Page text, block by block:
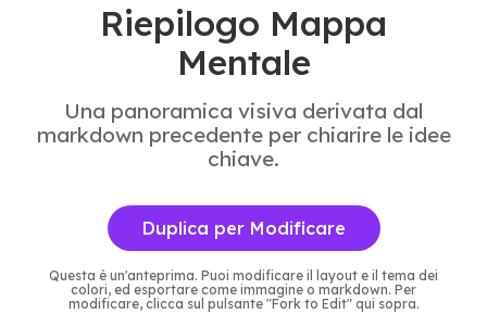
Riepilogo Mappa
Mentale
Una panoramica visiva derivata dal
markdown precedente per chiarire le idee
chiave.
Duplica per Modificare
Questa è un'anteprima. Puoi modificare il layout e il tema dei
colori, ed esportare come immagine o markdown. Per
modificare, clicca sul pulsante "Fork to Edit" qui sopra.